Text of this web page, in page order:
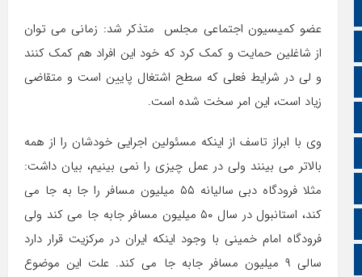
اینستاگرام
اطلاعات سایت
زبان انگلیسی
زبان عربی
عضو کمیسیون اجتماعی مجلس متذکر شد: زمانی می توان
از شاغلین حمایت و کمک کرد که خود این افراد هم کمک کنند
و لی در شرایط فعلی که سطح اشتغال پایین است و متقاضی
زیاد است، این امر سخت شده است.
وی با ابراز تاسف از اینکه مسئولین اجرایی خودشان را از همه
بالاتر می بینند ولی در عمل چیزی را نمی بینیم، بیان داشت:
مثلا فرودگاه دبی سالیانه ۵۵ میلیون مسافر را جا به جا می
کند، استانبول در سال ۵۰ میلیون مسافر جابه جا می کند ولی
فرودگاه امام خمینی با وجود اینکه ایران در مرکزیت قرار دارد
سالی ۹ میلیون مسافر جابه جا می کند. علت این موضوع